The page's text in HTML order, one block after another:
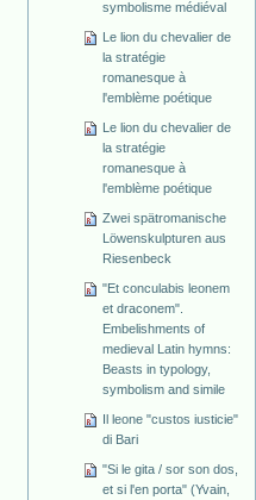
symbolisme médiéval
Le lion du chevalier de
la stratégie
romanesque à
l'emblème poétique
Le lion du chevalier de
la stratégie
romanesque à
l'emblème poétique
Zwei spätromanische
Löwenskulpturen aus
Riesenbeck
"Et conculabis leonem
et draconem".
Embelishments of
medieval Latin hymns:
Beasts in typology,
symbolism and simile
Il leone "custos iusticie"
di Bari
"Si le gita / sor son dos,
et si l'en porta" (Yvain,